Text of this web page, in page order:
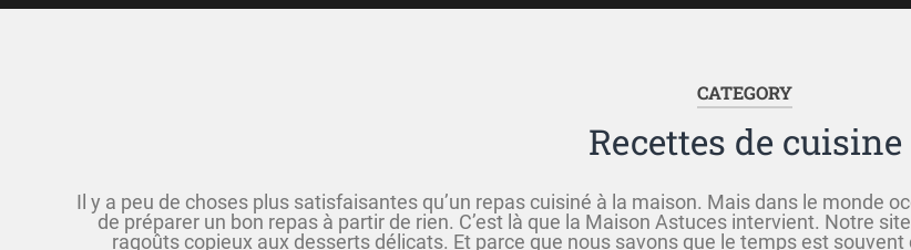
CATEGORY
Recettes de cuisine
Il y a peu de choses plus satisfaisantes qu’un repas cuisiné à la maison. Mais dans le monde
de préparer un bon repas à partir de rien. C’est là que la Maison Astuces intervient. Notre
ragoûts copieux aux desserts délicats. Et parce que nous savons que le temps est